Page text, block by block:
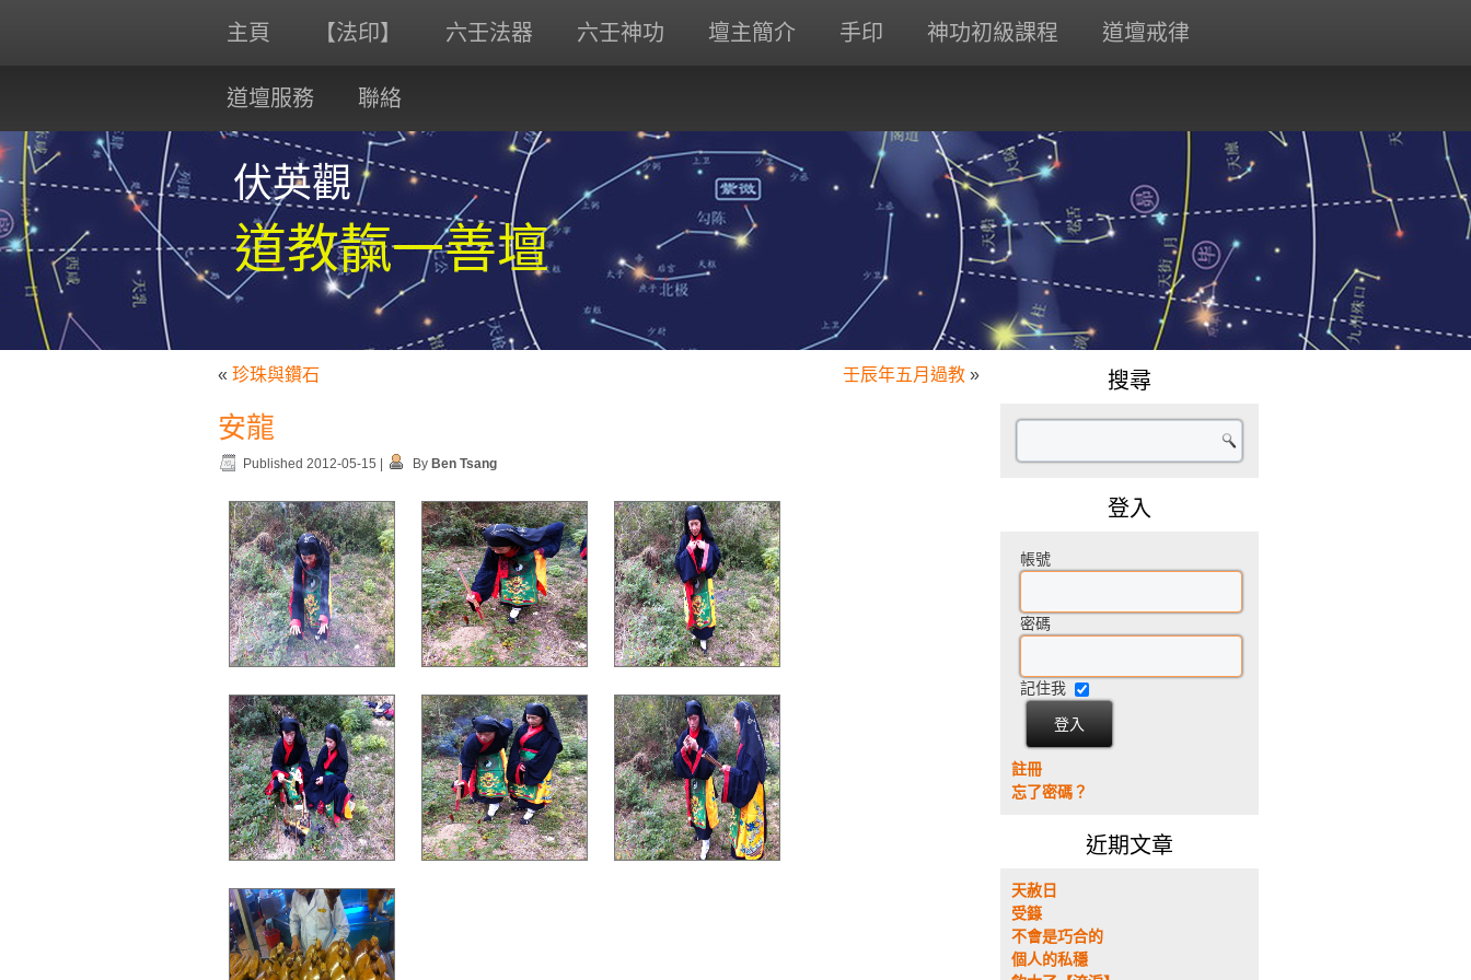
主頁 【法印】 六壬法器 六壬神功 壇主簡介 手印 神功初級課程 道壇戒律
道壇服務 聯絡
道教靝一善壇
伏英觀
« 珍珠與鑽石 壬辰年五月過教 »
安龍
Published 2012-05-15 By Ben Tsang
搜尋
登入
帳號
密碼
記住我
註冊
忘了密碼？
近期文章
天赦日
受籙
不會是巧合的
個人的私穩